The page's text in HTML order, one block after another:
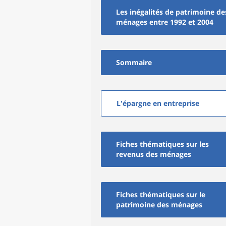
Les inégalités de patrimoine
ménages entre 1992 et 2004
Sommaire
L'épargne en entreprise
Fiches thématiques sur les
revenus des ménages
Fiches thématiques sur le
patrimoine des ménages